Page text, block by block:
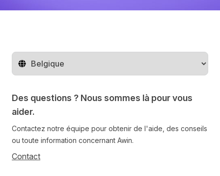
Changer de pays
Des questions ? Nous sommes là pour vous
aider.
Contactez notre équipe pour obtenir de l'aide, des conseils
ou toute information concernant Awin.
Contact